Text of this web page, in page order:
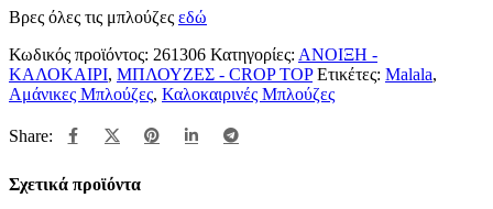
Βρες όλες τις μπλούζες εδώ
Κωδικός προϊόντος: 261306 Κατηγορίες: ΑΝΟΙΞΗ -
ΚΑΛΟΚΑΙΡΙ, ΜΠΛΟΥΖΕΣ - CROP TOP Ετικέτες: Malala,
Αμάνικες Μπλούζες, Καλοκαιρινές Μπλούζες
Share:
Σχετικά προϊόντα